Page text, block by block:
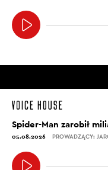
Spider-Man zarobił
05.08.2026 PROWADZĄCY: